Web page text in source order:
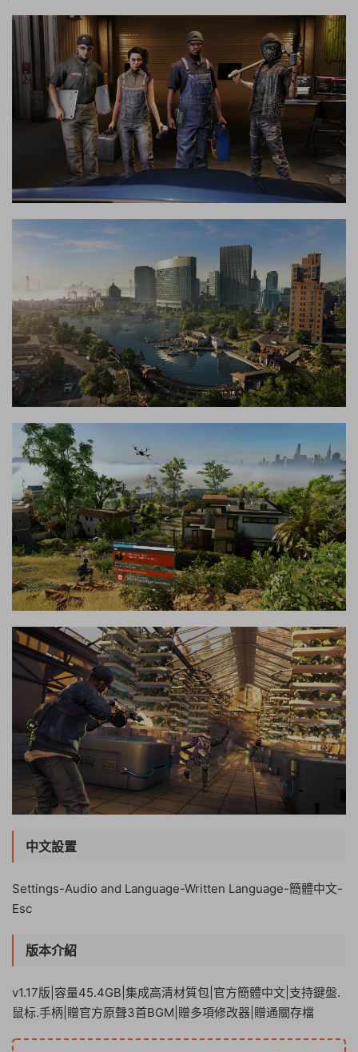
中文設置
Settings-Audio and Language-Written Language-簡體中文-
Esc
版本介紹
v1.17版|容量45.4GB|集成高清材質包|官方簡體中文|支持鍵盤.
鼠标.手柄|贈官方原聲3首BGM|贈多項修改器|贈通關存檔